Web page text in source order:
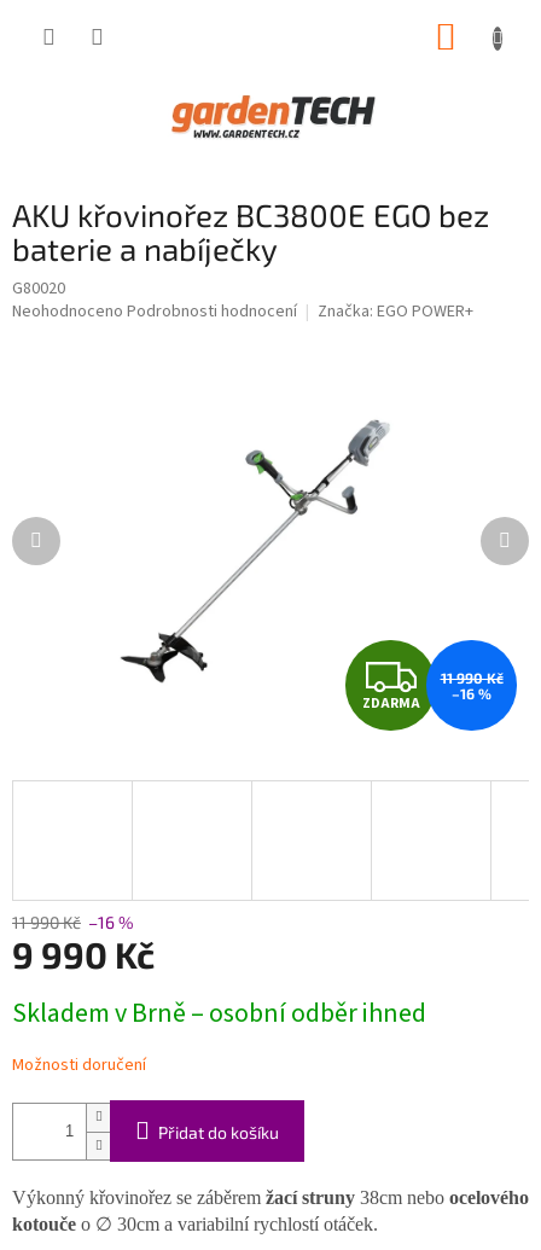
AKU křovinořez BC3800E EGO bez
baterie a nabíječky
G80020
Průměrné
Neohodnoceno Podrobnosti hodnocení Značka: EGO POWER+
Z
D
A
ZDARMA
11 990 Kč
–16 %
11 990 Kč –16 %
9 990 Kč
cena:
Skladem v Brně – osobní odběr ihned
Možnosti doručení
Přidat do košíku
Výkonný křovinořez se záběrem žací struny 38cm nebo ocelového
kotouče o ∅ 30cm a variabilní rychlostí otáček.